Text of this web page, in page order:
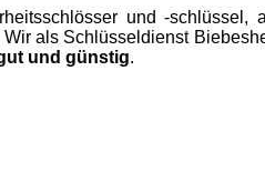
und -schlüssel,
Wir als Schlüsseldienst
und günstig.